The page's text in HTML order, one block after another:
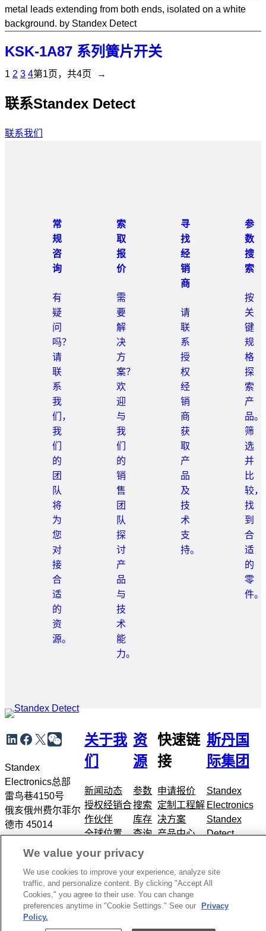
KSK-1A87 系列簧片开关
1 2 3 4第1页，共4页 →
联系Standex Detect
联系我们
常
规
咨
询
有
疑
问
吗？
请
联
系
我
们，
我
们
的
团
队
将
为
您
对
接
合
适
的
资
源。
索
取
报
价
需
要
解
决
方
案？
欢
迎
与
我
们
的
销
售
团
队
探
讨
产
品
与
技
术
能
力。
寻
找
经
销
商
请
联
系
授
权
经
销
商
获
取
产
品
及
技
术
支
持。
参
数
搜
索
按
关
键
规
格
探
索
产
品。
筛
选
并
比
较，
找
到
合
适
的
零
件。
LinkedIn
Facebook
X WeChat
Standex
Electronics总部
雷鸟巷4150号
俄亥俄州费尔菲尔
德市 45014
+1.866.782.6339
转
元
导
航
关于我
们
新闻动态
授权经销合
作伙伴
全球位置
联系我们
资
源
参数
搜索
库存
查询
博客
快速链
接
申请报价
定制工程解
决方案
产品中心
斯丹国
际集团
Standex
Electronics
Standex
Detect
Standex
版权 2026
We value your privacy
We use cookies to improve your experience, analyze site
traffic, and personalize content. By clicking "Accept All
Cookies," you agree to their use. You can change
preferences anytime in "Cookie Settings." See our
Privacy
Policy.